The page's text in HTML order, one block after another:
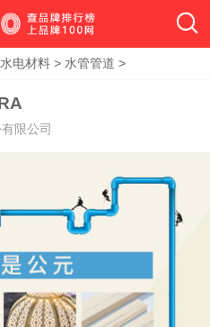
水电材料 > 水管管道 >
限公司